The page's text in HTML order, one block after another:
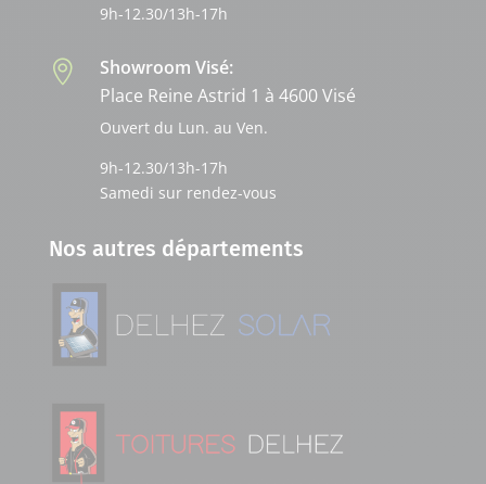
9h-12.30/13h-17h

Showroom Visé:
Place Reine Astrid 1 à 4600 Visé
Ouvert du Lun. au Ven.
9h-12.30/13h-17h
Samedi sur rendez-vous
Nos autres départements